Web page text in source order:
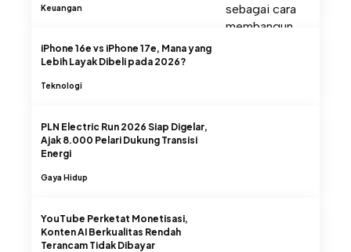
Keuangan
iPhone 16e vs iPhone 17e, Mana yang
Lebih Layak Dibeli pada 2026?
Teknologi
PLN Electric Run 2026 Siap Digelar,
Ajak 8.000 Pelari Dukung Transisi
Energi
Gaya Hidup
YouTube Perketat Monetisasi,
Konten AI Berkualitas Rendah
Terancam Tidak Dibayar